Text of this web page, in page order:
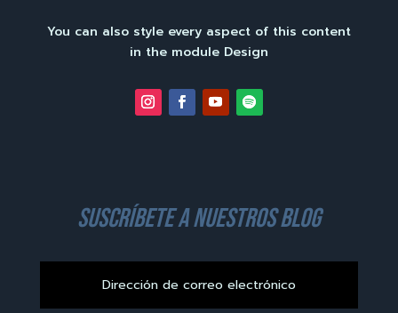
You can also style every aspect of this content
in the module Design
suscríbete a nuestros blog